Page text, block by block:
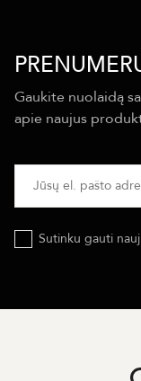
Gaukite nuolaidą
apie naujus
Sutinku gauti